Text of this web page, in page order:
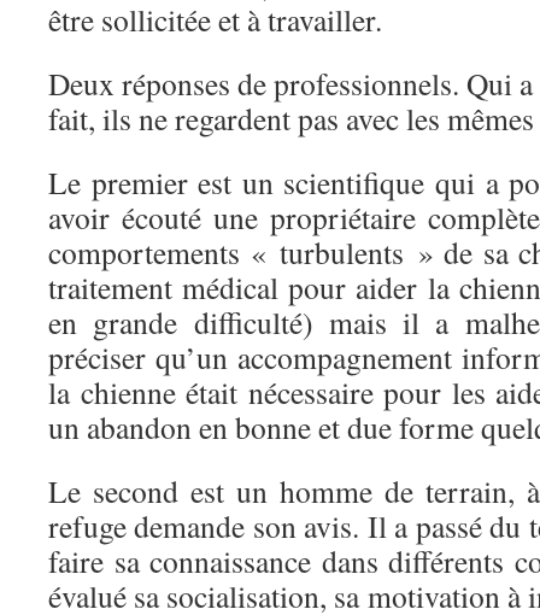
être sollicitée et à travailler.
Deux réponses de professionnels. Qui
fait, ils ne regardent pas avec les
Le premier est un scientifique qui a
avoir écouté une propriétaire
comportements « turbulents » de sa
traitement médical pour aider la
en grande difficulté) mais il a
préciser qu’un accompagnement
la chienne était nécessaire pour les
un abandon en bonne et due forme
Le second est un homme de terrain,
refuge demande son avis. Il a passé du
faire sa connaissance dans différents
évalué sa socialisation, sa motivation à